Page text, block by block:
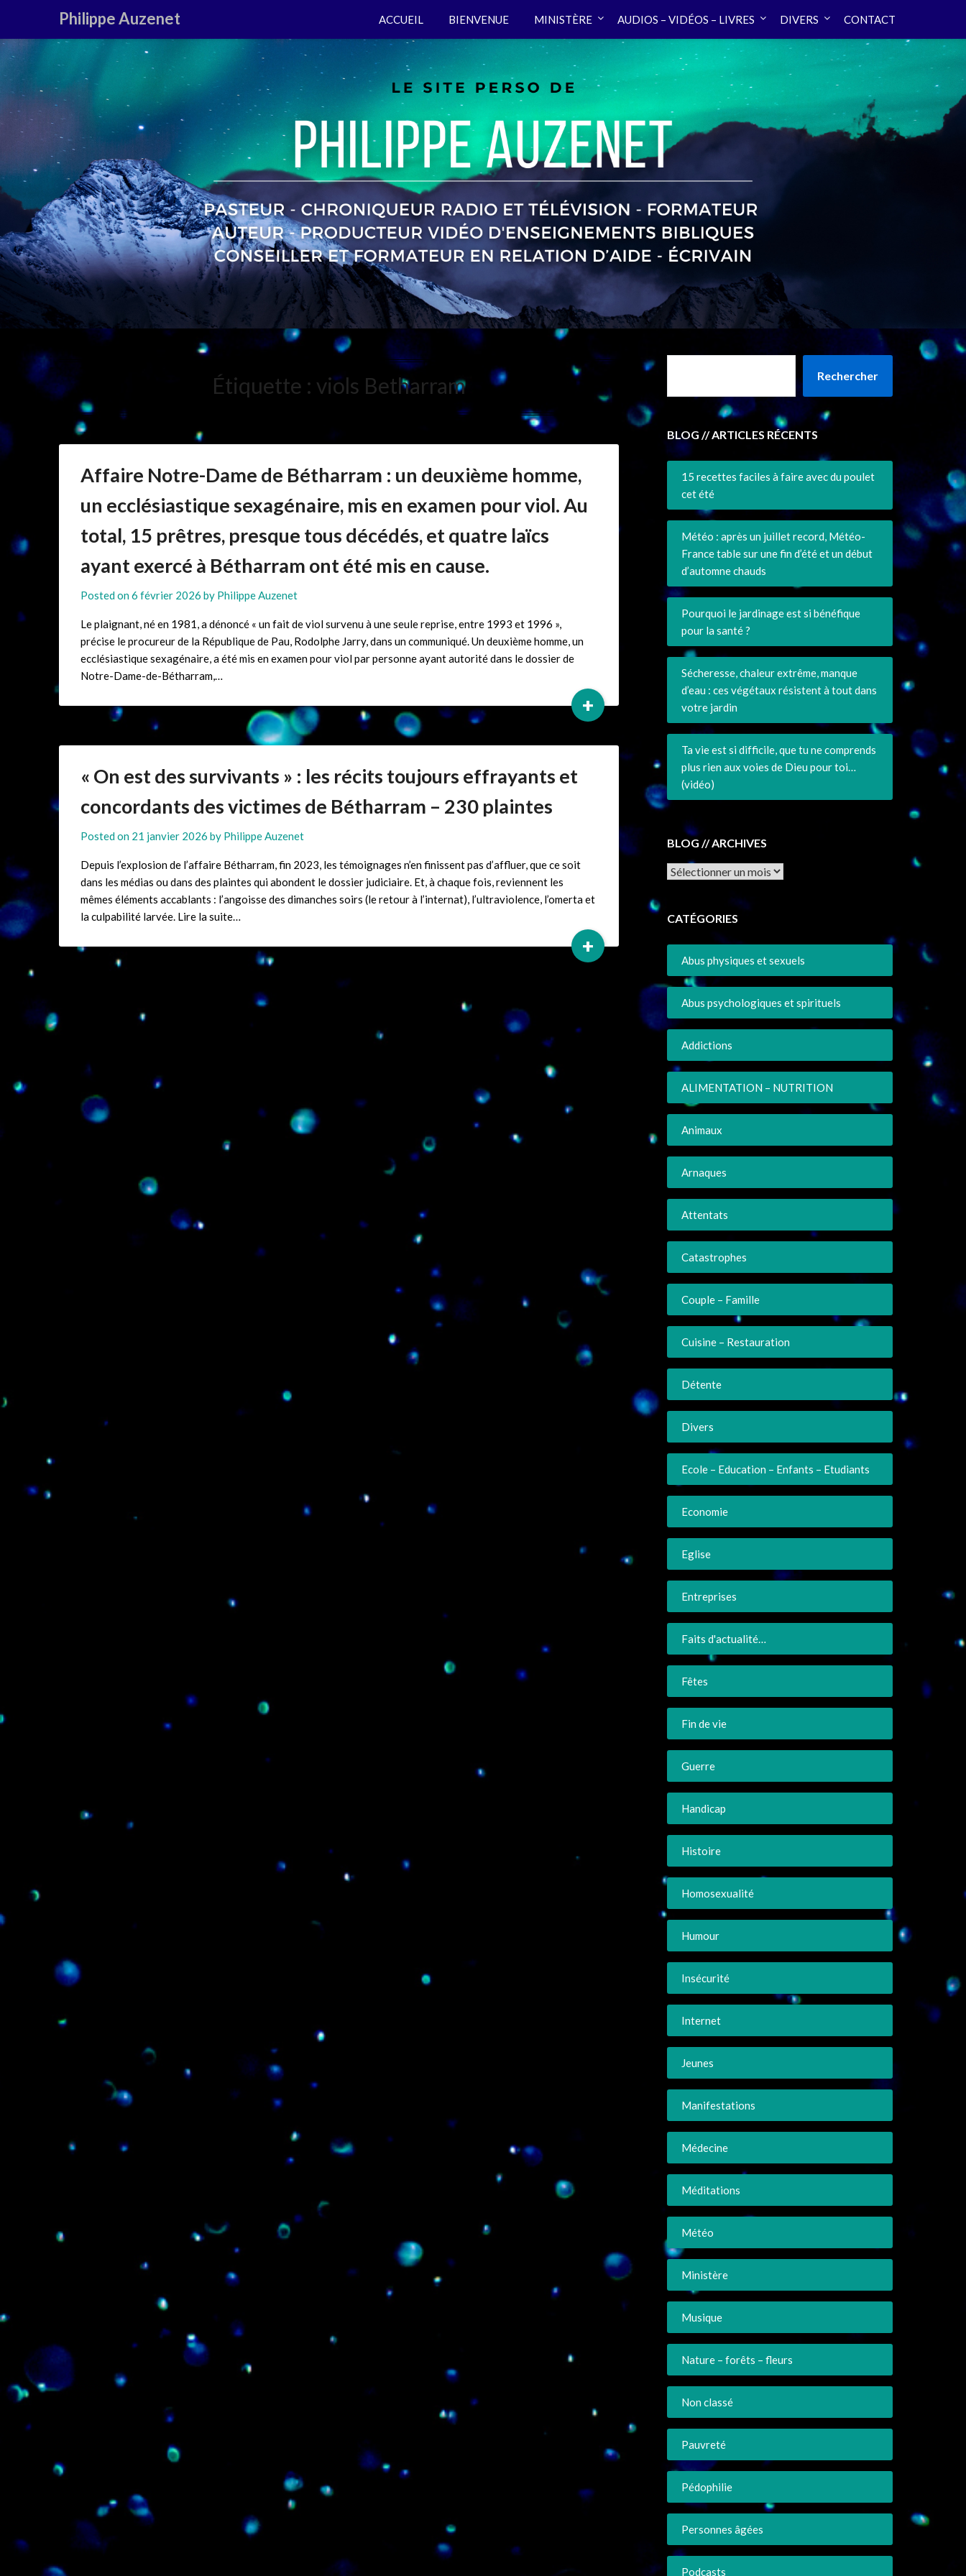
Philippe Auzenet ACCUEIL BIENVENUE MINISTÈRE AUDIOS – VIDÉOS – LIVRES DIVERS CONTACT
Étiquette : viols Betharram
Affaire Notre-Dame de Bétharram : un deuxième homme,
un ecclésiastique sexagénaire, mis en examen pour viol. Au
total, 15 prêtres, presque tous décédés, et quatre laïcs
ayant exercé à Bétharram ont été mis en cause.
Posted on6 février 2026 by Philippe Auzenet
Le plaignant, né en 1981, a dénoncé « un fait de viol survenu à une seule reprise, entre 1993 et 1996 »,
précise le procureur de la République de Pau, Rodolphe Jarry, dans un communiqué. Un deuxième homme, un
ecclésiastique sexagénaire, a été mis en examen pour viol par personne ayant autorité dans le dossier de
Notre-Dame-de-Bétharram,…
+
« On est des survivants » : les récits toujours effrayants et
concordants des victimes de Bétharram – 230 plaintes
Posted on 21 janvier 2026 by Philippe Auzenet
Depuis l’explosion de l’affaire Bétharram, fin 2023, les témoignages n’en finissent pas d’affluer, que ce soit
dans les médias ou dans des plaintes qui abondent le dossier judiciaire. Et, à chaque fois, reviennent les
mêmes éléments accablants : l’angoisse des dimanches soirs (le retour à l’internat), l’ultraviolence, l’omerta et
la culpabilité larvée. Lire la suite…
+
Rechercher
BLOG // ARTICLES RÉCENTS
15 recettes faciles à faire avec du poulet
cet été
Météo : après un juillet record, Météo-
France table sur une fin d’été et un début
d’automne chauds
Pourquoi le jardinage est si bénéfique
pour la santé ?
Sécheresse, chaleur extrême, manque
d’eau : ces végétaux résistent à tout dans
votre jardin
Ta vie est si difficile, que tu ne comprends
plus rien aux voies de Dieu pour toi…
(vidéo)
BLOG // ARCHIVES
Archives
CATÉGORIES
Abus physiques et sexuels
Abus psychologiques et spirituels
Addictions
ALIMENTATION – NUTRITION
Animaux
Arnaques
Attentats
Catastrophes
Couple – Famille
Cuisine – Restauration
Détente
Divers
Ecole – Education – Enfants – Etudiants
Economie
Eglise
Entreprises
Faits d'actualité…
Fêtes
Fin de vie
Guerre
Handicap
Histoire
Homosexualité
Humour
Insécurité
Internet
Jeunes
Manifestations
Médecine
Méditations
Météo
Ministère
Musique
Nature – forêts – fleurs
Non classé
Pauvreté
Pédophilie
Personnes âgées
Podcasts